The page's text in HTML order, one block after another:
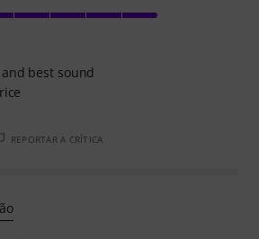
best sound
REPORTAR A CRÍTICA